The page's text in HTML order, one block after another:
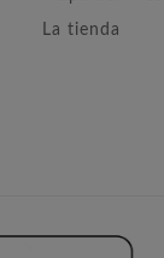
La tienda